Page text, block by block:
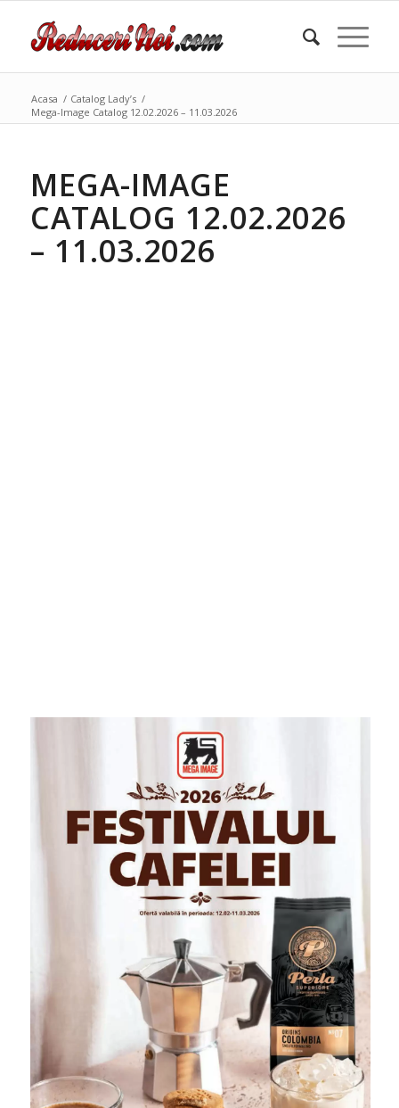
Acasa / Catalog Lady’s /
Mega-Image Catalog 12.02.2026 – 11.03.2026
MEGA-IMAGE
CATALOG 12.02.2026
– 11.03.2026